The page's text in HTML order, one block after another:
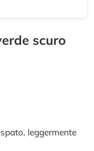
scuro
leggermente